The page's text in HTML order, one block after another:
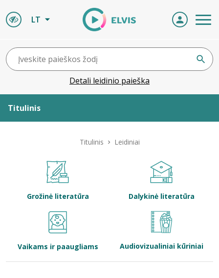
LT
Detali leidinio paieška
Titulinis
Bibliotekoms
Titulinis Leidiniai
Grožinė literatūra Dalykinė literatūra
Vaikams ir paaugliams Audiovizualiniai kūriniai